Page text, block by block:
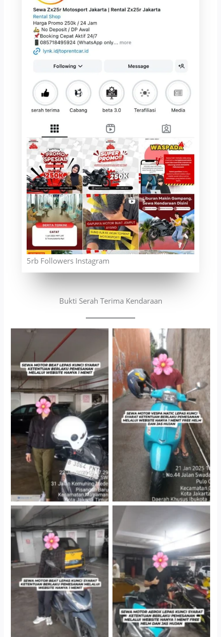
5rb Followers Instagram
Bukti Serah Terima Kendaraan
Cityplaza Jatinegara
Gedung Parkir P6A
Antar Jemput Kendaraan
Cityplaza Jatinegara
Gedung Parkir P6A
Cityplaza Jatinegara
Gedung Parkir P6A